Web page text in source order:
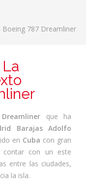
Boeing 787 Dreamliner
que ha
Barajas Adolfo
en Cuba con gran
contar con un este
entre las ciudades,
la isla.